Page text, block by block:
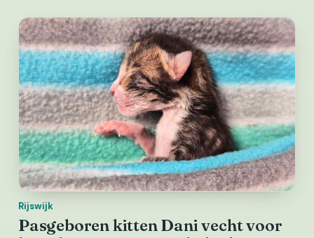
Rijswijk
Pasgeboren kitten Dani vecht voor